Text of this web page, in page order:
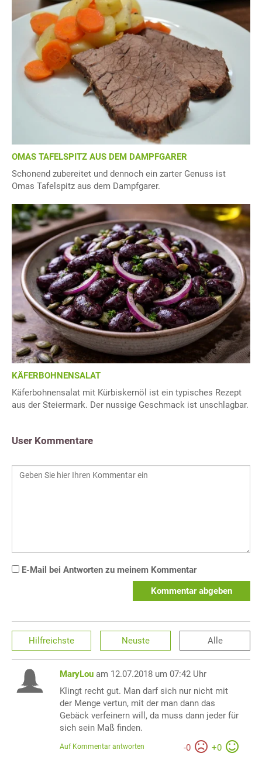
OMAS TAFELSPITZ AUS DEM DAMPFGARER
Schonend zubereitet und dennoch ein zarter Genuss ist
Omas Tafelspitz aus dem Dampfgarer.
KÄFERBOHNENSALAT
Käferbohnensalat mit Kürbiskernöl ist ein typisches Rezept
aus der Steiermark. Der nussige Geschmack ist unschlagbar.
User Kommentare
E-Mail bei Antworten zu meinem Kommentar
Kommentar abgeben
Hilfreichste Neuste Alle
MaryLou am 12.07.2018 um 07:42 Uhr
Klingt recht gut. Man darf sich nur nicht mit
der Menge vertun, mit der man dann das
Gebäck verfeinern will, da muss dann jeder für
sich sein Maß finden.
-0 +0
Auf Kommentar antworten